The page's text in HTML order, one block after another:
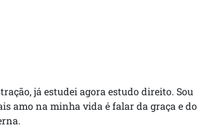
já estudei agora estudo direito. Sou
amo na minha vida é falar da graça e do